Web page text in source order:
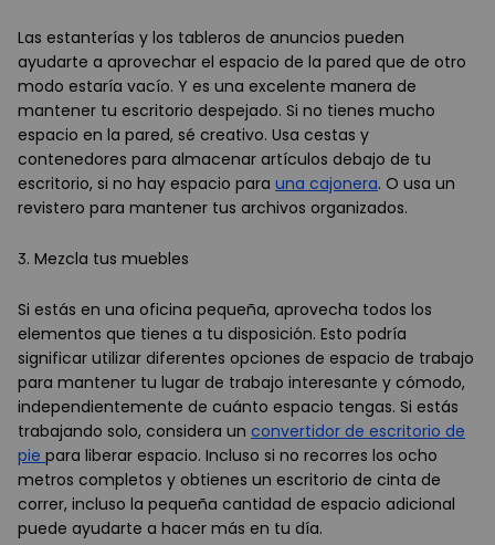
Las estanterías y los tableros de anuncios pueden
ayudarte a aprovechar el espacio de la pared que de otro
modo estaría vacío. Y es una excelente manera de
mantener tu escritorio despejado. Si no tienes mucho
espacio en la pared, sé creativo. Usa cestas y
contenedores para almacenar artículos debajo de tu
escritorio, si no hay espacio para una cajonera. O usa un
revistero para mantener tus archivos organizados.
3. Mezcla tus muebles
Si estás en una oficina pequeña, aprovecha todos los
elementos que tienes a tu disposición. Esto podría
significar utilizar diferentes opciones de espacio de trabajo
para mantener tu lugar de trabajo interesante y cómodo,
independientemente de cuánto espacio tengas. Si estás
trabajando solo, considera un convertidor de escritorio de
pie para liberar espacio. Incluso si no recorres los ocho
metros completos y obtienes un escritorio de cinta de
correr, incluso la pequeña cantidad de espacio adicional
puede ayudarte a hacer más en tu día.